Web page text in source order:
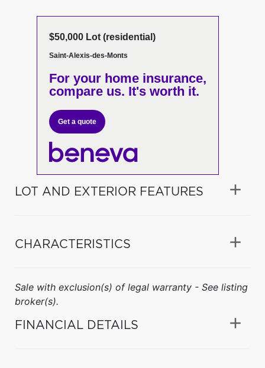
$50,000 Lot (residential)
Saint-Alexis-des-Monts
For your home insurance,
compare us. It's worth it.
Get a quote
LOT AND EXTERIOR FEATURES
CHARACTERISTICS
Sale with exclusion(s) of legal warranty - See listing
broker(s).
FINANCIAL DETAILS